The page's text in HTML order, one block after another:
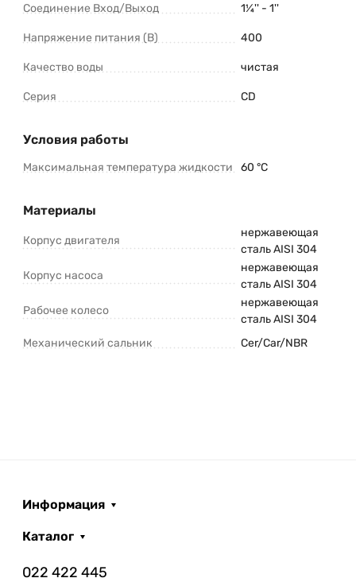
Соединение Вход/Выход 1¼'' - 1''
Напряжение питания (В) 400
Качество воды чистая
Серия CD
Условия работы
Максимальная температура жидкости 60 °C
Материалы
Корпус двигателя
нержавеющая
сталь AISI 304
Корпус насоса
нержавеющая
сталь AISI 304
Рабочее колесо
нержавеющая
сталь AISI 304
Механический сальник
Cer/Car/NBR
Информация
Каталог
022 422 445